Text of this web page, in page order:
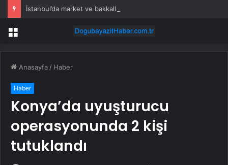
Menü
Anasayfa / Haber
Haber
Konya’da uyuşturucu
operasyonunda 2 kişi
tutuklandı